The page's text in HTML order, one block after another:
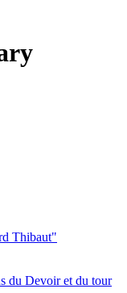
Thibaut"
du Devoir et du tour